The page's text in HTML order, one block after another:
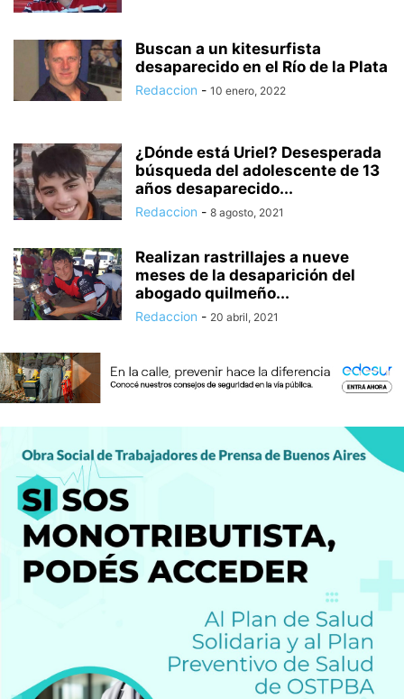
Buscan a un kitesurfista
desaparecido en el Río de la Plata
Redaccion - 10 enero, 2022
¿Dónde está Uriel? Desesperada
búsqueda del adolescente de 13
años desaparecido...
Redaccion - 8 agosto, 2021
Realizan rastrillajes a nueve
meses de la desaparición del
abogado quilmeño...
Redaccion - 20 abril, 2021